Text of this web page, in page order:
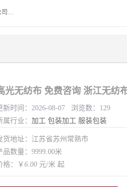
常熟市百利弗无纺制品有限公司主营：无纺布制品、医用无纺布、服装辅料衬布、眼贴无纺布、口罩无纺布等本公司专业从事无纺布制品的生产及销售。生产各种规格裁片折叠无纺布、一次性足浴巾、卷材服装衬布、印花复合类无纺布制品、环保购物袋、电子产品包装袋以及特殊功能新型无纺布。广泛用于服装，基布，包装，家居建筑、卫生材料等领域。
光无纺布 免费咨询 浙江无纺
新时间：2026-08-07 浏览数：129
属行业： 加工 包装加工 服装包装
货地址：江苏省苏州常熟市
品数量：9999.00米
格：￥ 6.00 元/米 起